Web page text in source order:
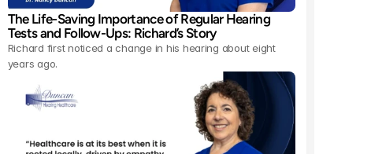
The Life-Saving Importance of Regular Hearing
Tests and Follow-Ups: Richard’s Story
Richard first noticed a change in his hearing about eight
years ago.